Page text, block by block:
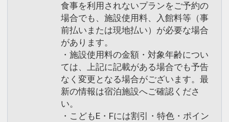
食事を利用されないプランをご予約の
場合でも、施設使用料、入館料等（事
前払いまたは現地払い）が必要な場合
があります。
・施設使用料の金額・対象年齢につい
ては、上記に記載がある場合でも予告
なく変更となる場合がございます。最
新の情報は宿泊施設へご確認くださ
い。
・こどもE・Fには割引・特色・ポイン